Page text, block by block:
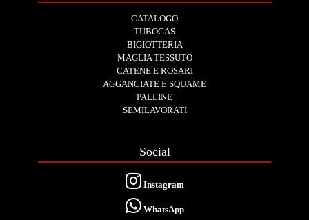
CATALOGO
TUBOGAS
BIGIOTTERIA
MAGLIA TESSUTO
CATENE E ROSARI
AGGANCIATE E SQUAME
PALLINE
SEMILAVORATI
Social
Instagram
WhatsApp